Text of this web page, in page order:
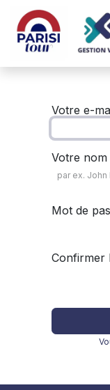
Se rendre au contenu
Votre e-
Votre nom
Mot de
Confirmer